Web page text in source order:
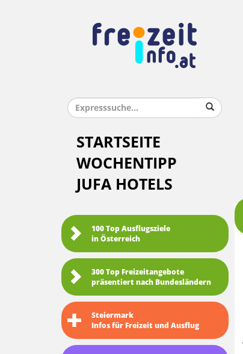
STARTSEITE
WOCHENTIPP
JUFA HOTELS
100 Top Ausflugsziele
in Österreich
300 Top Freizeitangebote
präsentiert nach Bundesländern
Steiermark
Infos für Freizeit und Ausflug